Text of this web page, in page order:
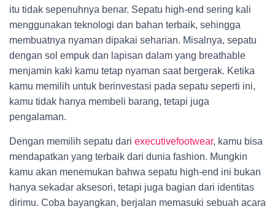
itu tidak sepenuhnya benar. Sepatu high-end sering kali
menggunakan teknologi dan bahan terbaik, sehingga
membuatnya nyaman dipakai seharian. Misalnya, sepatu
dengan sol empuk dan lapisan dalam yang breathable
menjamin kaki kamu tetap nyaman saat bergerak. Ketika
kamu memilih untuk berinvestasi pada sepatu seperti ini,
kamu tidak hanya membeli barang, tetapi juga
pengalaman.
Dengan memilih sepatu dari executivefootwear, kamu bisa
mendapatkan yang terbaik dari dunia fashion. Mungkin
kamu akan menemukan bahwa sepatu high-end ini bukan
hanya sekadar aksesori, tetapi juga bagian dari identitas
dirimu. Coba bayangkan, berjalan memasuki sebuah acara